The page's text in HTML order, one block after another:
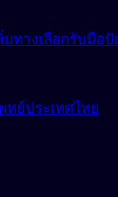
ทางเลือกรับมือ
ทย์ประเทศไทย